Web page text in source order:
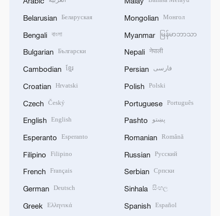
Belarusian Беларуская
Bengali বাংলা
Bulgarian Български
Cambodian ខ្មែរ
Croatian Hrvatski
Czech Český
English English
Esperanto Esperanto
Filipino Filipino
French Français
German Deutsch
Greek Ελληνικά
Mongolian Монгол
Myanmar မြန်မာဘာသာ
Nepali नेपाली
Persian فارسی
Polish Polski
Portuguese Português
Pashto پښتو
Romanian Română
Russian Русский
Serbian Српски
Sinhala සිංහල
Spanish Español